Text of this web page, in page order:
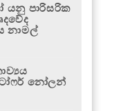
යනු පාරිසරික
නාමල්
නෝලන්